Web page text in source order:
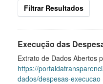
Filtrar Resultados
Execução das
Extrato de Dados Abertos
https://
dados/despesas-execucao